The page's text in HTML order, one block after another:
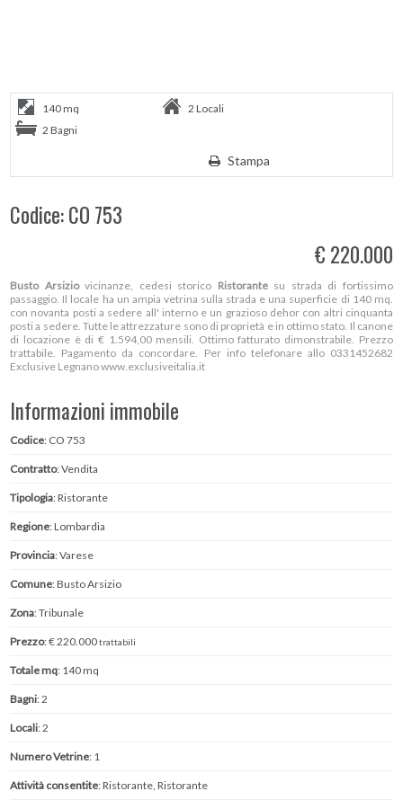
140 mq
2 Locali
2 Bagni
Stampa
Codice: CO 753
€ 220.000
Busto Arsiziovicinanze, cedesi storico Ristorantesu strada di fortissimo
passaggio. Il locale ha un ampia vetrina sulla strada e una superficie di 140 mq.
con novanta posti a sedere all' interno e un grazioso dehor con altri cinquanta
posti a sedere. Tutte le attrezzature sono di proprietà e in ottimo stato. Il canone
di locazione è di € 1.594,00 mensili. Ottimo fatturato dimonstrabile. Prezzo
trattabile. Pagamento da concordare. Per info telefonare allo 0331452682
Exclusive Legnano www.exclusiveitalia.it
Informazioni immobile
Codice: CO 753
Contratto: Vendita
Tipologia: Ristorante
Regione: Lombardia
Provincia: Varese
Comune: Busto Arsizio
Zona: Tribunale
Prezzo: € 220.000trattabili
Totale mq: 140 mq
Bagni: 2
Locali: 2
Numero Vetrine: 1
Attività consentite: Ristorante, Ristorante